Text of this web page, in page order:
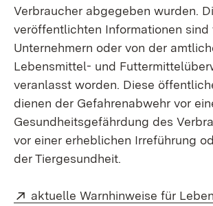
Verbraucher abgegeben wurden.
veröffentlichten Informationen sind
Unternehmern oder von der
Lebensmittel- und
veranlasst worden. Diese
dienen der Gefahrenabwehr vor
Gesundheitsgefährdung des
vor einer erheblichen Irreführung
der Tiergesundheit.
Extern:
aktuelle Warnhinweise für